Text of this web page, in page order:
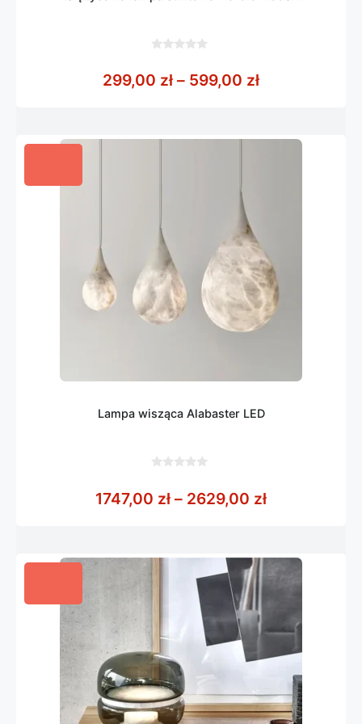
5
299,00 zł – 599,00 złZakres cen:
Lampa wisząca Alabaster LED
5
1747,00 zł – 2629,00 złZakres cen: